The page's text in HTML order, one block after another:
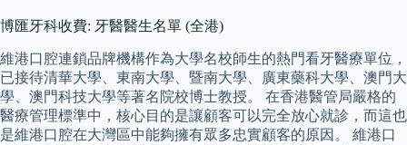
博匯牙科收費: 牙醫醫生名單 (全港)
維港口腔連鎖品牌機構作為大學名校師生的熱門看牙醫療單位，
已接待清華大學、東南大學、暨南大學、廣東藥科大學、澳門大
學、澳門科技大學等著名院校博士教授。 在香港醫管局嚴格的
醫療管理標準中，核心目的是讓顧客可以完全放心就診，而這也
是維港口腔在大灣區中能夠擁有眾多忠實顧客的原因。 維港口